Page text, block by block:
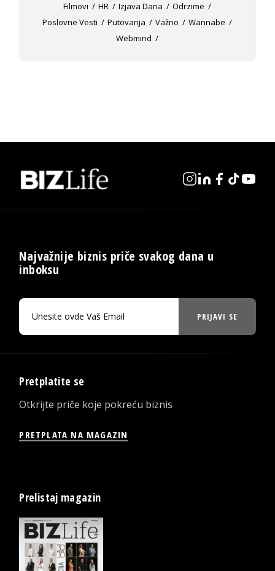
Filmovi
HR Izjava Dana
Odrzime
Poslovne Vesti
Putovanja Važno
Wannabe
Webmind
Najvažnije biznis priče svakog dana u
inboksu
PRIJAVI SE
Pretplatite se
Otkrijte priče koje pokreću biznis
PRETPLATA NA MAGAZIN
Prelistaj magazin